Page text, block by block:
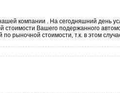
компании . На сегодняшний день
стоимости Вашего подержанного
рыночной стоимости, т.к. в этом